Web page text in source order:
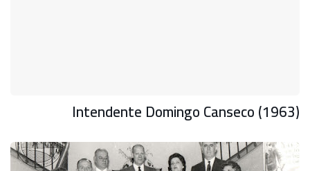
Intendente Domingo Canseco (1963)